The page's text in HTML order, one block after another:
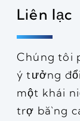
Liên lạc
Chúng tôi
ý tưởng
một khái
trợ bằng